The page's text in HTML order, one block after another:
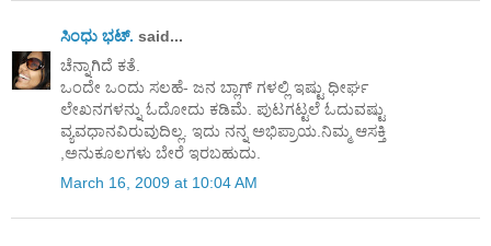
ಸಿಂಧು ಭಟ್. said...
ಚೆನ್ನಾಗಿದೆ ಕತೆ.
ಒಂದೇ ಒಂದು ಸಲಹೆ- ಜನ ಬ್ಲಾಗ್ ಗಳಲ್ಲಿ ಇಷ್ಟು ಧೀರ್ಘ
ಲೇಖನಗಳನ್ನು ಓದೋದು ಕಡಿಮೆ. ಪುಟಗಟ್ಟಲೆ ಓದುವಷ್ಟು
ವ್ಯವಧಾನವಿರುವುದಿಲ್ಲ. ಇದು ನನ್ನ ಅಭಿಪ್ರಾಯ.ನಿಮ್ಮ ಆಸಕ್ತಿ
,ಅನುಕೂಲಗಳು ಬೇರೆ ಇರಬಹುದು.
March 16, 2009 at 10:04 AM